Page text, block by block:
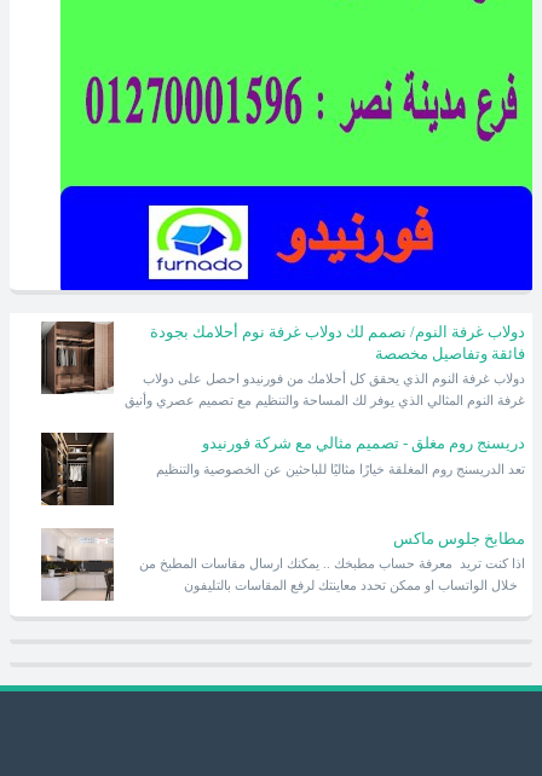
دولاب غرفة النوم/ نصمم لك دولاب غرفة نوم أحلامك بجودة
فائقة وتفاصيل مخصصة
غرفة النوم المثالي الذي يوفر لك المساحة والتنظيم مع تصميم عصري وأنيق
دريسنج روم مغلق - تصميم مثالي مع شركة فورنيدو
تعد الدريسنج روم المغلقة خيارًا مثاليًا للباحثين عن الخصوصية والتنظيم
مطابخ جلوس ماكس
اذا كنت تريد معرفة حساب مطبخك .. يمكنك ارسال مقاسات المطبخ من